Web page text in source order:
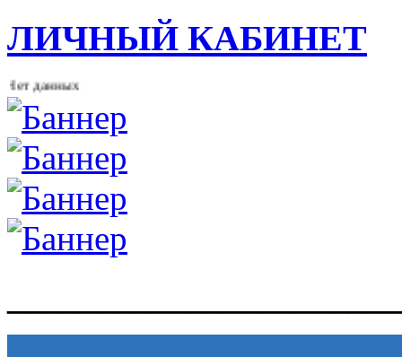
ЛИЧНЫЙ КАБИНЕТ
данных